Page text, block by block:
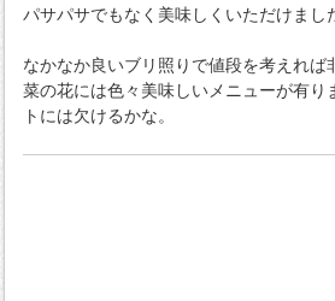
パサパサでもなく美味しくいただけまし
なかなか良いブリ照りで値段を考えれば
菜の花には色々美味しいメニューが有り
トには欠けるかな。